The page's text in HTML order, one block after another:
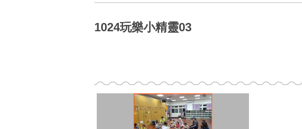
1024玩樂小精靈03